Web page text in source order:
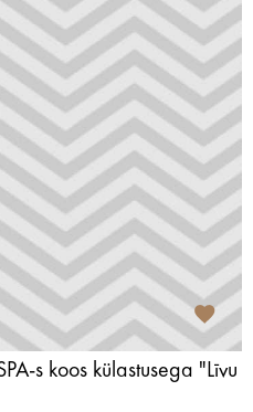
s koos külastusega "Līvu